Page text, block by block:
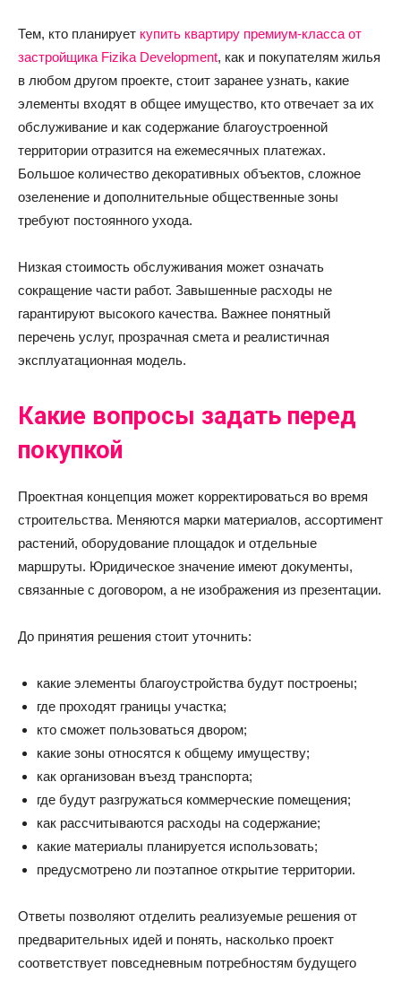
Тем, кто планирует купить квартиру премиум-класса от
застройщика Fizika Development, как и покупателям жилья
в любом другом проекте, стоит заранее узнать, какие
элементы входят в общее имущество, кто отвечает за их
обслуживание и как содержание благоустроенной
территории отразится на ежемесячных платежах.
Большое количество декоративных объектов, сложное
озеленение и дополнительные общественные зоны
требуют постоянного ухода.
Низкая стоимость обслуживания может означать
сокращение части работ. Завышенные расходы не
гарантируют высокого качества. Важнее понятный
перечень услуг, прозрачная смета и реалистичная
эксплуатационная модель.
Какие вопросы задать перед
покупкой
Проектная концепция может корректироваться во время
строительства. Меняются марки материалов, ассортимент
растений, оборудование площадок и отдельные
маршруты. Юридическое значение имеют документы,
связанные с договором, а не изображения из презентации.
До принятия решения стоит уточнить:
какие элементы благоустройства будут построены;
где проходят границы участка;
кто сможет пользоваться двором;
какие зоны относятся к общему имуществу;
как организован въезд транспорта;
где будут разгружаться коммерческие помещения;
как рассчитываются расходы на содержание;
какие материалы планируется использовать;
предусмотрено ли поэтапное открытие территории.
Ответы позволяют отделить реализуемые решения от
предварительных идей и понять, насколько проект
соответствует повседневным потребностям будущего